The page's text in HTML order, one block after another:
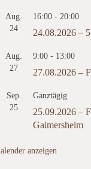
Aug.
24
16:00 - 20:00
24.08.2026 –
Aug.
27
9:00 - 13:00
27.08.2026 –
Sep.
25
Ganztägig
25.09.2026 –
Gaimersheim
anzeigen